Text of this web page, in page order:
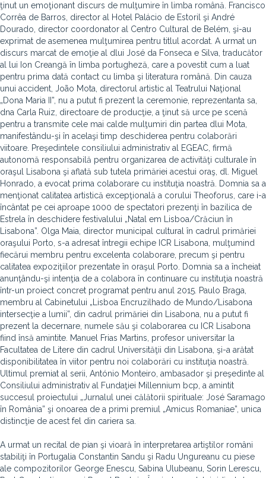
ţinut un emoţionant discurs de mulţumire în limba română. Francisco
Corrêa de Barros, director al Hotel Palácio de Estoril şi André
Dourado, director coordonator al Centro Cultural de Belém, şi-au
exprimat de asemenea mulţumirea pentru titlul acordat. A urmat un
discurs marcat de emoţie al dlui José da Fonseca e Silva, traducător
al lui Ion Creangă în limba portugheză, care a povestit cum a luat
pentru prima dată contact cu limba şi literatura română. Din cauza
unui accident, João Mota, directorul artistic al Teatrului Naţional
„Dona Maria II”, nu a putut fi prezent la ceremonie, reprezentanta sa,
dna Carla Ruiz, directoare de producţie, a ţinut să urce pe scenă
pentru a transmite cele mai calde mulţumiri din partea dlui Mota,
manifestându-şi în acelaşi timp deschiderea pentru colaborări
viitoare. Preşedintele consiliului administrativ al EGEAC, firmă
autonomă responsabilă pentru organizarea de activităţi culturale în
oraşul Lisabona şi aflată sub tutela primăriei acestui oraş, dl. Miguel
Honrado, a evocat prima colaborare cu instituţia noastră. Domnia sa a
menţionat calitatea artistică excepţională a corului Theoforus, care i-a
încântat pe cei aproape 1000 de spectatori prezenţi în bazilica de
Estrela în deschidere festivalului „Natal em Lisboa/Crăciun în
Lisabona”. Olga Maia, director municipal cultural în cadrul primăriei
oraşului Porto, s-a adresat întregii echipe ICR Lisabona, mulţumind
fiecărui membru pentru excelenta colaborare, precum şi pentru
calitatea expoziţiilor prezentate în oraşul Porto. Domnia sa a încheiat
anunţându-şi intenţia de a colabora în continuare cu instituţia noastră
într-un proiect concret programat pentru anul 2015. Paulo Braga,
membru al Cabinetului „Lisboa Encruzilhado de Mundo/Lisabona
intersecţie a lumii”, din cadrul primăriei din Lisabona, nu a putut fi
prezent la decernare, numele său şi colaborarea cu ICR Lisabona
fiind însă amintite. Manuel Frias Martins, profesor universitar la
Facultatea de Litere din cadrul Universităţii din Lisabona, şi-a arătat
disponibilitatea în viitor pentru noi colaborări cu instituţia noastră.
Ultimul premiat al serii, António Monteiro, ambasador şi preşedinte al
Consiliului administrativ al Fundaţiei Millennium bcp, a amintit
succesul proiectului „Jurnalul unei călătorii spirituale: José Saramago
în România” şi onoarea de a primi premiul „Amicus Romaniae”, unica
distincţie de acest fel din cariera sa.
A urmat un recital de pian şi vioară în interpretarea artiştilor români
stabiliţi în Portugalia Constantin Sandu şi Radu Ungureanu cu piese
ale compozitorilor George Enescu, Sabina Ulubeanu, Sorin Lerescu,